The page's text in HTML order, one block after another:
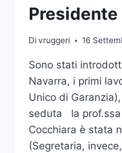
Presidente
Divruggeri 16
Sono stati
Navarra, i primi
Unico di
seduta la prof.ssa
Cocchiara è stata
(Segretaria,